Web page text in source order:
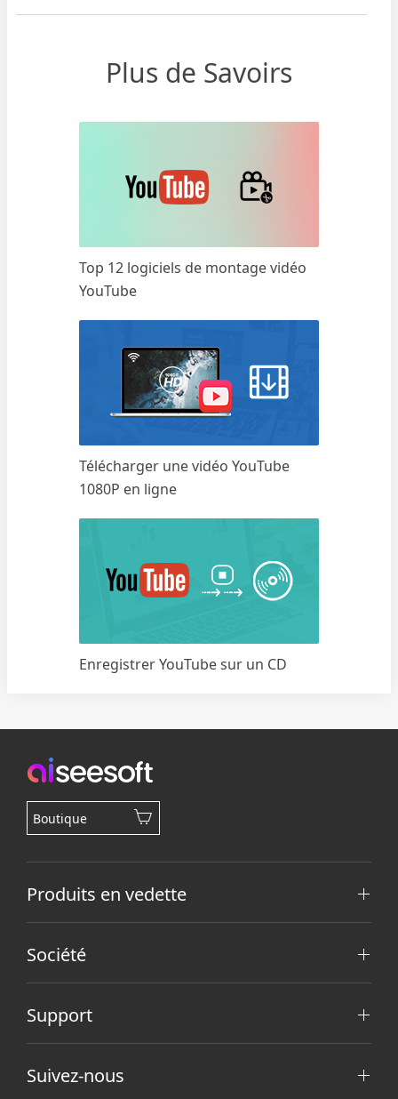
Plus de Savoirs
Top 12 logiciels de montage vidéo
YouTube
Télécharger une vidéo YouTube
1080P en ligne
Enregistrer YouTube sur un CD
Boutique
Produits en vedette
Société
Support
Suivez-nous